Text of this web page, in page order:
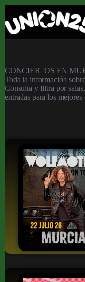
Conciertos en Murcia
CONCIERTOS EN
Toda la información
Consulta y filtra por
entradas para los